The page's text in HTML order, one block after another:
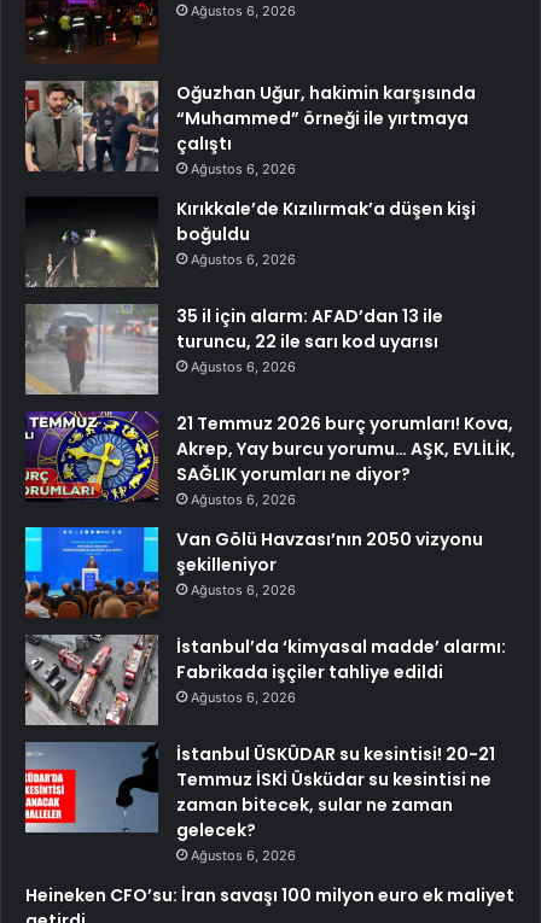
Ağustos 6, 2026
Oğuzhan Uğur, hakimin karşısında
“Muhammed” örneği ile yırtmaya
çalıştı
Ağustos 6, 2026
Kırıkkale’de Kızılırmak’a düşen kişi
boğuldu
Ağustos 6, 2026
35 il için alarm: AFAD’dan 13 ile
turuncu, 22 ile sarı kod uyarısı
Ağustos 6, 2026
21 Temmuz 2026 burç yorumları! Kova,
Akrep, Yay burcu yorumu… AŞK, EVLİLİK,
SAĞLIK yorumları ne diyor?
Ağustos 6, 2026
Van Gölü Havzası’nın 2050 vizyonu
şekilleniyor
Ağustos 6, 2026
İstanbul’da ‘kimyasal madde’ alarmı:
Fabrikada işçiler tahliye edildi
Ağustos 6, 2026
İstanbul ÜSKÜDAR su kesintisi! 20-21
Temmuz İSKİ Üsküdar su kesintisi ne
zaman bitecek, sular ne zaman
gelecek?
Ağustos 6, 2026
Heineken CFO’su: İran savaşı 100 milyon euro ek maliyet